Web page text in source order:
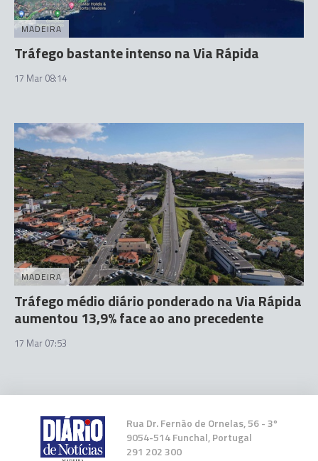
MADEIRA
Tráfego bastante intenso na Via Rápida
17 Mar 08:14
MADEIRA
Tráfego médio diário ponderado na Via Rápida
aumentou 13,9% face ao ano precedente
17 Mar 07:53
Rua Dr. Fernão de Ornelas, 56 - 3º
9054-514 Funchal, Portugal
291 202 300